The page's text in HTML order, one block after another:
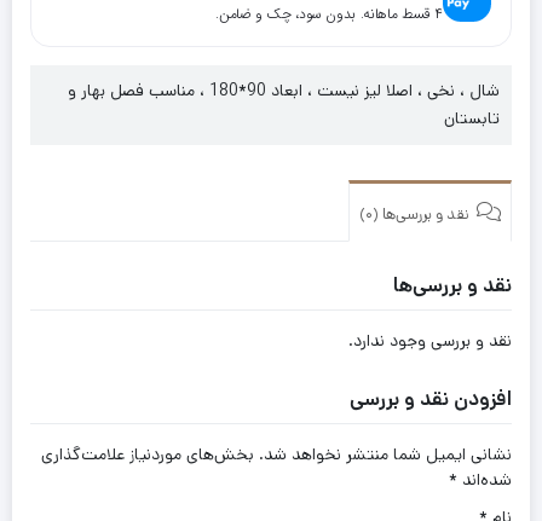
۴ قسط ماهانه. بدون سود، چک و ضامن.
شال ، نخی ، اصلا لیز نیست ، ابعاد 90*180 ، مناسب فصل بهار و
تابستان
نقد و بررسی‌ها (0)
نقد و بررسی‌ها
نقد و بررسی وجود ندارد.
افزودن نقد و بررسی
نشانی ایمیل شما منتشر نخواهد شد. بخش‌های موردنیاز علامت‌گذاری
شده‌اند *